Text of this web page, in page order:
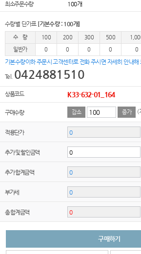
최소주문수량
100개
수량별 단가표 [기본수량 : 100개]
수 량 100 200 300 500
일반가
0 0 0 0 0
기본수량이하 주문시 고객센터로 전화 주시면 자세히 안내해
Tel. 0424881510
상품코드 K33-632-01_164
구매수량 감소 증가 (
적용단가
추가 및 할인금액
추가 합계금액
부가세
총 합계금액
구매하기